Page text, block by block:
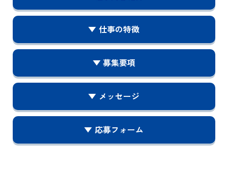
▼ 仕事の特徴
▼ 募集要項
▼ メッセージ
▼ 応募フォーム